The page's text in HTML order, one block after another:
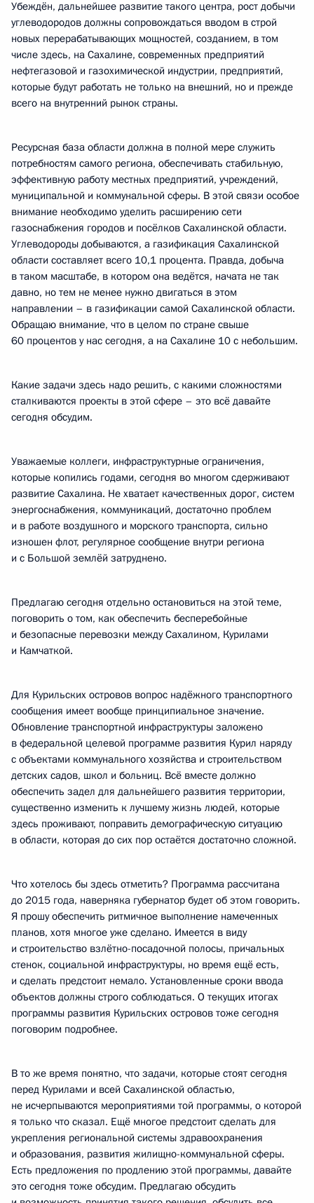
Убеждён, дальнейшее развитие такого центра, рост добычи
углеводородов должны сопровождаться вводом в строй
новых перерабатывающих мощностей, созданием, в том
числе здесь, на Сахалине, современных предприятий
нефтегазовой и газохимической индустрии, предприятий,
которые будут работать не только на внешний, но и прежде
всего на внутренний рынок страны.
Ресурсная база области должна в полной мере служить
потребностям самого региона, обеспечивать стабильную,
эффективную работу местных предприятий, учреждений,
муниципальной и коммунальной сферы. В этой связи особое
внимание необходимо уделить расширению сети
газоснабжения городов и посёлков Сахалинской области.
Углеводороды добываются, а газификация Сахалинской
области составляет всего 10,1 процента. Правда, добыча
в таком масштабе, в котором она ведётся, начата не так
давно, но тем не менее нужно двигаться в этом
направлении – в газификации самой Сахалинской области.
Обращаю внимание, что в целом по стране свыше
60 процентов у нас сегодня, а на Сахалине 10 с небольшим.
Какие задачи здесь надо решить, с какими сложностями
сталкиваются проекты в этой сфере – это всё давайте
сегодня обсудим.
Уважаемые коллеги, инфраструктурные ограничения,
которые копились годами, сегодня во многом сдерживают
развитие Сахалина. Не хватает качественных дорог, систем
энергоснабжения, коммуникаций, достаточно проблем
и в работе воздушного и морского транспорта, сильно
изношен флот, регулярное сообщение внутри региона
и с Большой землёй затруднено.
Предлагаю сегодня отдельно остановиться на этой теме,
поговорить о том, как обеспечить бесперебойные
и безопасные перевозки между Сахалином, Курилами
и Камчаткой.
Для Курильских островов вопрос надёжного транспортного
сообщения имеет вообще принципиальное значение.
Обновление транспортной инфраструктуры заложено
в федеральной целевой программе развития Курил наряду
с объектами коммунального хозяйства и строительством
детских садов, школ и больниц. Всё вместе должно
обеспечить задел для дальнейшего развития территории,
существенно изменить к лучшему жизнь людей, которые
здесь проживают, поправить демографическую ситуацию
в области, которая до сих пор остаётся достаточно сложной.
Что хотелось бы здесь отметить? Программа рассчитана
до 2015 года, наверняка губернатор будет об этом говорить.
Я прошу обеспечить ритмичное выполнение намеченных
планов, хотя многое уже сделано. Имеется в виду
и строительство взлётно-посадочной полосы, причальных
стенок, социальной инфраструктуры, но время ещё есть,
и сделать предстоит немало. Установленные сроки ввода
объектов должны строго соблюдаться. О текущих итогах
программы развития Курильских островов тоже сегодня
поговорим подробнее.
В то же время понятно, что задачи, которые стоят сегодня
перед Курилами и всей Сахалинской областью,
не исчерпываются мероприятиями той программы, о которой
я только что сказал. Ещё многое предстоит сделать для
укрепления региональной системы здравоохранения
и образования, развития жилищно-коммунальной сферы.
Есть предложения по продлению этой программы, давайте
это сегодня тоже обсудим. Предлагаю обсудить